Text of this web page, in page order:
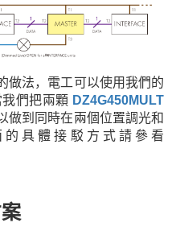
做法，電工可以使用我們的
們把兩顆 DZ4G450MULT
做到同時在兩個位置調光和
具體接駁方式請參看